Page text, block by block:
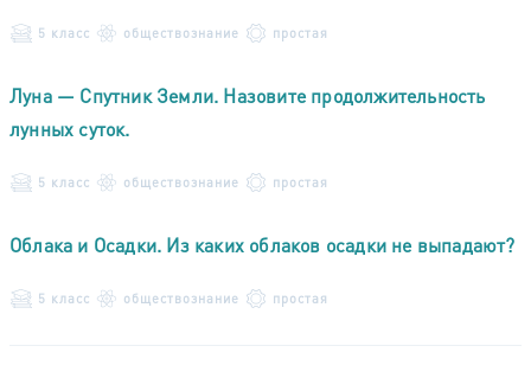
5 класс обществознание простая
Луна — Спутник Земли. Назовите продолжительность
лунных суток.
5 класс обществознание простая
Облака и Осадки. Из каких облаков осадки не выпадают?
5 класс обществознание простая